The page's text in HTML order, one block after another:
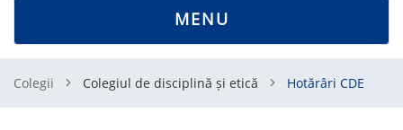
TOGGLE
NAVIGATION
MENU
Colegii Colegiul de disciplină și etică Hotărâri CDE